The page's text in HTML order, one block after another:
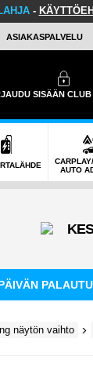
-
ASIAKASPALVELU
SISÄÄN CLUB
AUTO
näytön vaihto